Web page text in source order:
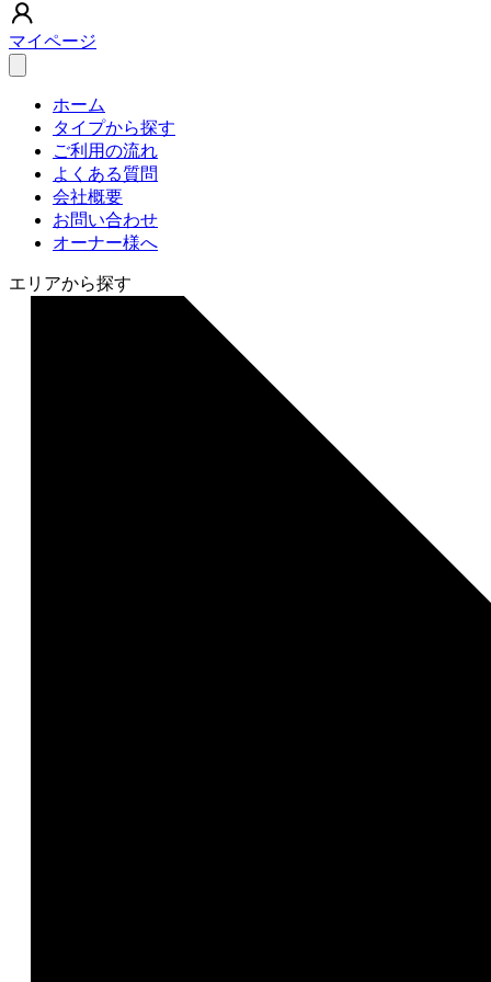
マイページ
ホーム
タイプから探す
ご利用の流れ
よくある質問
会社概要
お問い合わせ
オーナー様へ
エリアから探す